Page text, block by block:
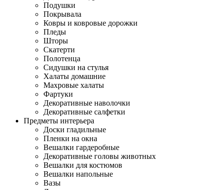
Подушки
Покрывала
Ковры и ковровые дорожки
Пледы
Шторы
Скатерти
Полотенца
Сидушки на стулья
Халаты домашние
Махровые халаты
Фартуки
Декоративные наволочки
Декоративные салфетки
Предметы интерьера
Доски гладильные
Пленки на окна
Вешалки гардеробные
Декоративные головы животных
Вешалки для костюмов
Вешалки напольные
Вазы